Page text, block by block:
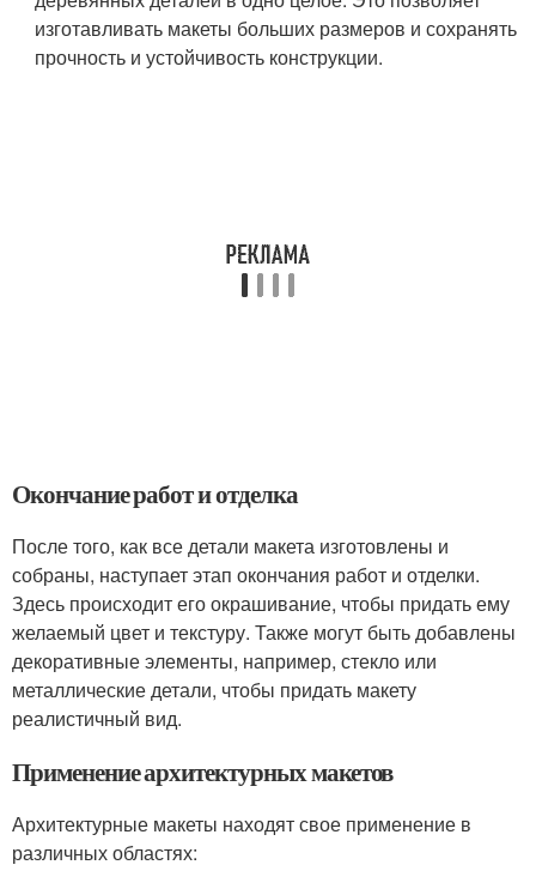
изготавливать макеты больших размеров и сохранять
прочность и устойчивость конструкции.
Окончание работ и отделка
После того, как все детали макета изготовлены и
собраны, наступает этап окончания работ и отделки.
Здесь происходит его окрашивание, чтобы придать ему
желаемый цвет и текстуру. Также могут быть добавлены
декоративные элементы, например, стекло или
металлические детали, чтобы придать макету
реалистичный вид.
Применение архитектурных макетов
Архитектурные макеты находят свое применение в
различных областях: